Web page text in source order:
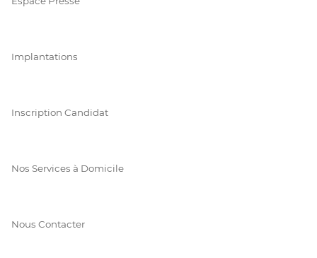
Implantations
Inscription Candidat
Nos Services à Domicile
Nous Contacter